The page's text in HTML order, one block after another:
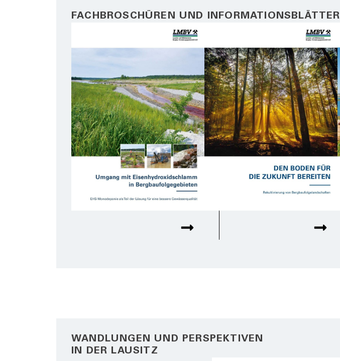
FACHBROSCHÜREN UND INFORMATIONSBLÄTTER
WANDLUNGEN UND PERSPEKTIVEN
IN DER LAUSITZ